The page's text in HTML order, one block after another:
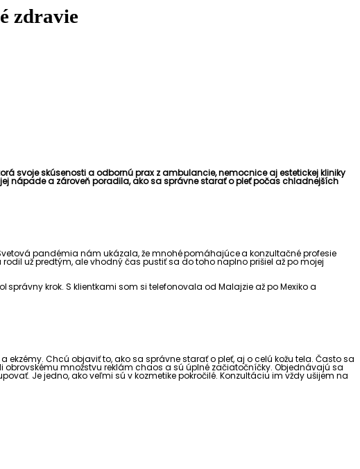
zdravie
svoje skúsenosti a odbornú prax z ambulancie, nemocnice aj estetickej kliniky
nápade a zároveň poradila, ako sa správne starať o pleť počas chladnejších
pandémia nám ukázala, že mnohé pomáhajúce a konzultačné profesie
už predtým, ale vhodný čas pustiť sa do toho naplno prišiel až po mojej
krok. S klientkami som si telefonovala od Malajzie až po Mexiko a
Chcú objaviť to, ako sa správne starať o pleť, aj o celú kožu tela. Často sa
množstvu reklám chaos a sú úplné začiatočníčky. Objednávajú sa
Je jedno, ako veľmi sú v kozmetike pokročilé. Konzultáciu im vždy ušijem na